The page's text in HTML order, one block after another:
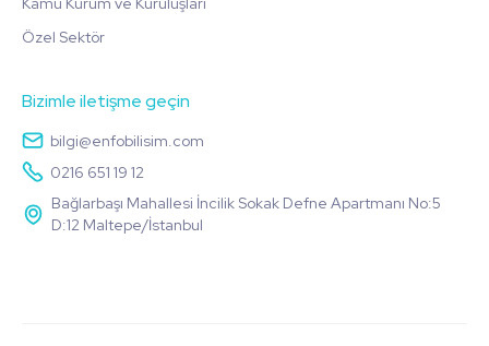
Özel Sektör
Bizimle iletişme geçin
bilgi@enfobilisim.com
0216 651 19 12
Bağlarbaşı Mahallesi İncilik Sokak Defne Apartmanı No:5
D:12 Maltepe/İstanbul